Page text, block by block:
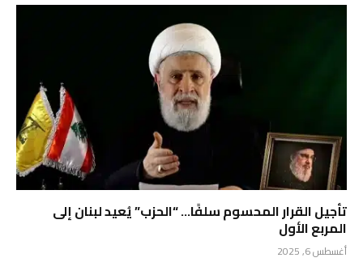
تأجيل القرار المحسوم سلفًا… “الحزب” يُعيد لبنان إلى
المربع الأول
أغسطس 6, 2025